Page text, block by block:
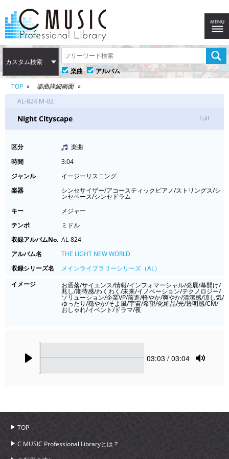
カスタム検索
楽曲
アルバム
TOP
楽曲詳細画面
AL-824 M-02
Night Cityscape Full
区分
楽曲
時間
3:04
ジャンル
イージーリスニング
楽器
シンセサイザー/アコースティックピアノ/ストリングス/シ
ンセベース/シンセドラム
キー
メジャー
テンポ
ミドル
収録アルバムNo. AL-824
アルバム名
THE LIGHT NEW WORLD
収録シリーズ名
メインライブラリーシリーズ（AL）
イメージ
お洒落/サイエンス/情報/インフォマーシャル/発展/幕開け/
兆し/期待感/わくわく/未来/イノベーション/テクノロジー/
ソリューション/企業VP/前進/軽やか/爽やか/清潔感/涼し気/
ゆったり/穏やか/そよ風/宇宙/希望/化粧品/光/透明感/CM/
おしゃれ/イベント/ドラマ/夜
Current
03:03 / 03:04
TOP
C MUSIC Professional Libraryとは？